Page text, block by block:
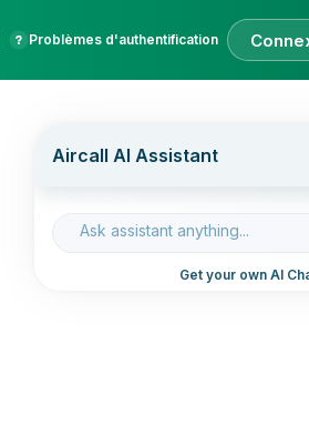
Problèmes d'authentification